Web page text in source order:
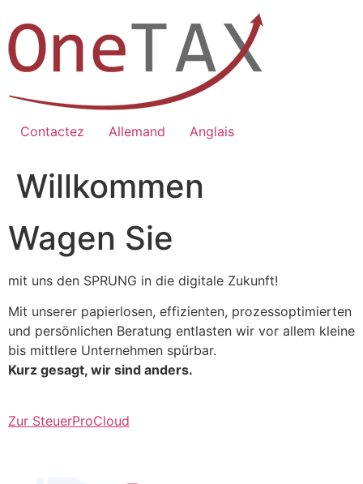
Inhalt
springen
Contactez Allemand Anglais
Willkommen
Wagen Sie
mit uns den SPRUNG in die digitale Zukunft!
Mit unserer papierlosen, effizienten, prozessoptimierten
und persönlichen Beratung entlasten wir vor allem kleine
bis mittlere Unternehmen spürbar.
Kurz gesagt, wir sind anders.
Zur SteuerProCloud